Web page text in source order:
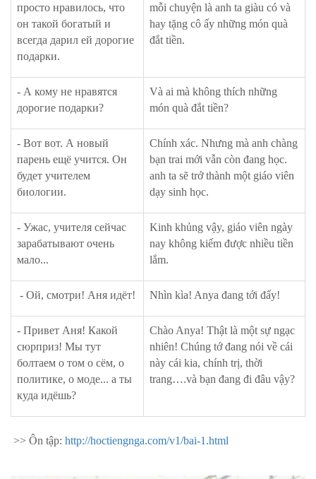
просто нравилось, что
он такой богатый и
всегда дарил ей дорогие
подарки.
mỗi chuyện là anh ta giàu có và
hay tặng cô ấy những món quà
đắt tiền.
- А кому не нравятся
дорогие подарки?
Và ai mà không thích những
món quà đắt tiền?
- Вот вот. А новый
парень ещё учится. Он
будет учителем
биологии.
Chính xác. Nhưng mà anh chàng
bạn trai mới vẫn còn đang học.
anh ta sẽ trở thành một giáo viên
dạy sinh học.
- Ужас, учителя сейчас
зарабатывают очень
мало...
Kinh khủng vậy, giáo viên ngày
nay không kiếm được nhiều tiền
lắm.
- Ой, смотри! Аня идёт! Nhìn kìa! Anya đang tới đấy!
- Привет Аня! Какой
сюрприз! Мы тут
болтаем о том о сём, о
политике, о моде... а ты
куда идёшь?
Chào Anya! Thật là một sự ngạc
nhiên! Chúng tớ đang nói về cái
này cái kia, chính trị, thời
trang….và bạn đang đi đâu vậy?
>> Ôn tập: http://hoctiengnga.com/v1/bai-1.html